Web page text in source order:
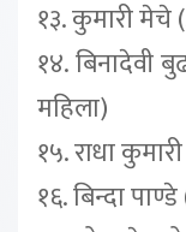
१३. कुमारी मेचे
१४. बिनादेवी
महिला)
१५. राधा
१६. बिन्दा